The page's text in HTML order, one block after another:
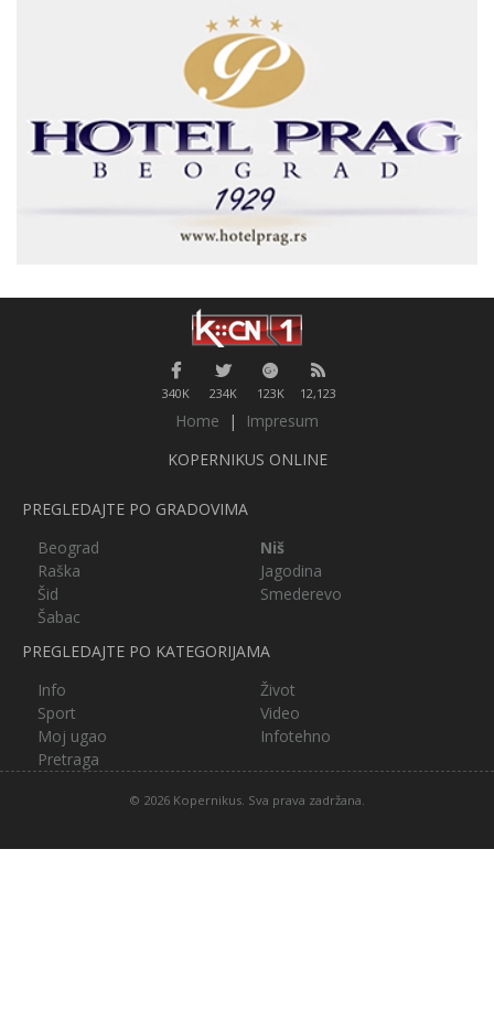
340K 234K 123K 12,123
Home |
Impresum
KOPERNIKUS ONLINE
PREGLEDAJTE PO GRADOVIMA
Beograd
Niš
Raška
Jagodina
Šid
Smederevo
Šabac
PREGLEDAJTE PO KATEGORIJAMA
Info
Život
Sport
Video
Moj ugao
Infotehno
Pretraga
© 2026 Kopernikus. Sva prava zadržana.